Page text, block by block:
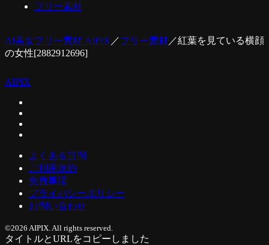
フリー素材
AI美女フリー素材 AIPIX ／フリー素材 ／紅葉を見ている横顔
の女性[2882912696]
AIPIX
よくある質問
ご利用規約
免責事項
プライバシーポリシー
お問い合わせ
©2026 AIPIX. All rights reserved.
タイトルとURLをコピーしました